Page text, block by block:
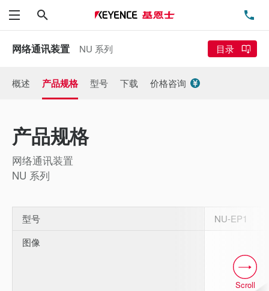
菜单
网络通讯装置 NU 系列 目录
概述 产品规格 型号 下载 价格咨询
产品规格
网络通讯装置
NU 系列
型号
NU-EP1
图像
Scroll